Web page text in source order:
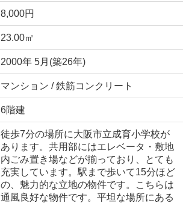
8,000円
23.00㎡
2000年 5月(築26年)
マンション / 鉄筋コンクリート
6階建
徒歩7分の場所に大阪市立成育小学校が
あります。共用部にはエレベータ・敷地
内ごみ置き場などが揃っており、とても
充実しています。駅まで歩いて15分ほど
の、魅力的な立地の物件です。こちらは
通風良好な物件です。平坦な場所にある